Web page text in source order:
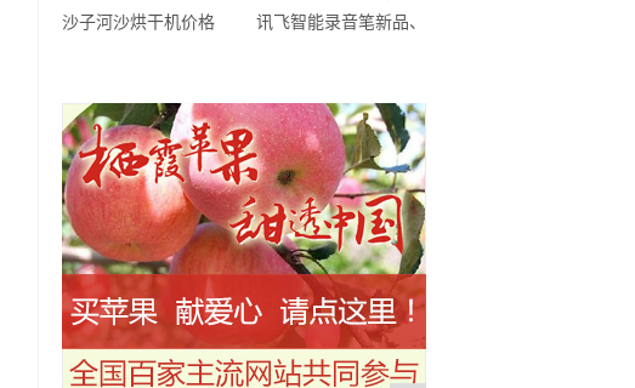
4月11日在海口召开
沙子河沙烘干机价格
讯飞智能录音笔新品、